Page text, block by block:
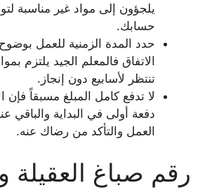
يلجؤون إلى مواد غير مناسبة
حسابك.
حدد المدة الزمنية للعمل
الاتفاق فالمعلم الجيد يلتزم
تنتظر لأسابيع دون إنجاز.
لا تدفع كامل المبلغ مسبقاً فإن
دفعة أولى في البداية والباقي
العمل والتأكد من رضاك عنه.
رقم صباغ العقيلة